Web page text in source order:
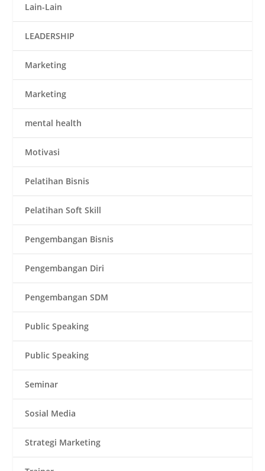
Lain-Lain
LEADERSHIP
Marketing
Marketing
mental health
Motivasi
Pelatihan Bisnis
Pelatihan Soft Skill
Pengembangan Bisnis
Pengembangan Diri
Pengembangan SDM
Public Speaking
Public Speaking
Seminar
Sosial Media
Strategi Marketing